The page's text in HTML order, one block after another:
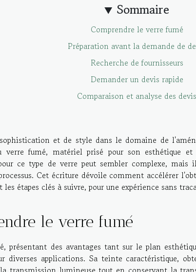
Sommaire
Comprendre le verre fumé
Préparation avant la demande de
Recherche de fournisseurs
Demander un devis rapide
Comparaison et analyse des devis
et de style dans le domaine de
verre fumé, matériel prisé pour son esthétique
ce type de verre peut sembler complexe, mais
Cet écriture dévoile comment accélérer
étapes clés à suivre, pour une expérience sans
le verre fumé
présentant des avantages tant sur le plan
diverses applications. Sa teinte caractéristique,